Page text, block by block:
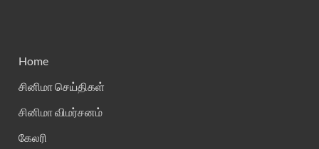
Home
சினிமா செய்திகள்
சினிமா விமர்சனம்
கேலரி